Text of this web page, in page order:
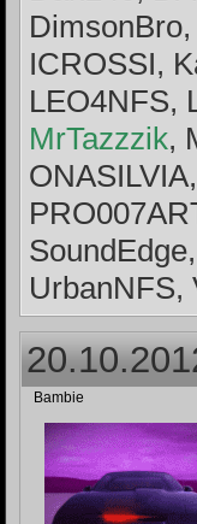
ICROSSI,
LEO4NFS,
MrTazzzik,
UrbanNFS,
Bambie